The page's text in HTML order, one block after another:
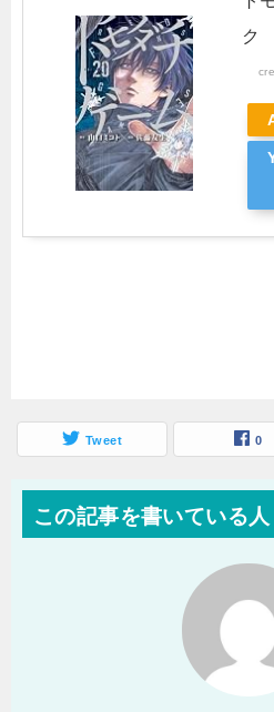
ク
Tweet 0
この記事を書いている人